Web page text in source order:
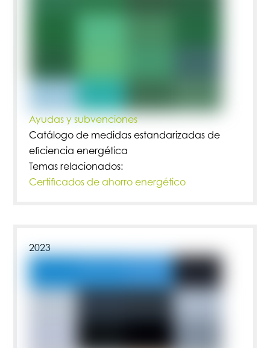
Ayudas y subvenciones
Catálogo de medidas estandarizadas de
eficiencia energética
Temas relacionados:
Certificados de ahorro energético
2023